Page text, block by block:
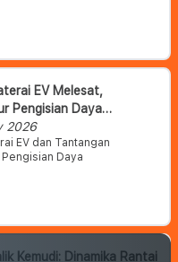
EV Melesat,
Pengisian Daya
2026
EV dan Tantangan
Daya
Kemudi: Dinamika Rantai